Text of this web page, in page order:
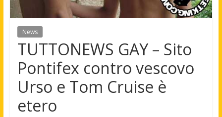
News
TUTTONEWS GAY – Sito
Pontifex contro vescovo
Urso e Tom Cruise è
etero